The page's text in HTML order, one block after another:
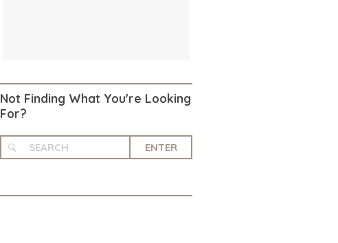
Not Finding What You're Looking
For?
ENTER